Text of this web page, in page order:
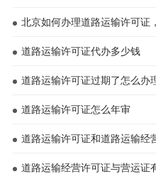
北京如何办理道路运输许可证
道路运输许可证代办多少钱
道路运输许可证过期了怎么办
道路运输许可证怎么年审
道路运输许可证和道路运输经
道路运输经营许可证与营运证